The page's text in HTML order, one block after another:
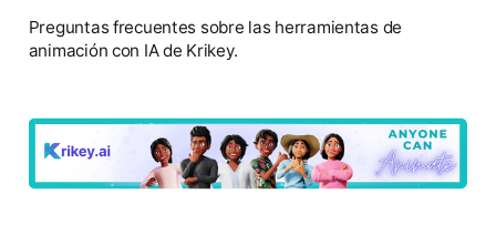
Preguntas frecuentes sobre las herramientas de
animación con IA de Krikey.